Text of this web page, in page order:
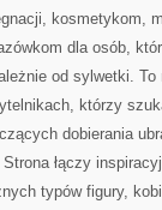
kosmetykom,
dla osób,
od sylwetki.
którzy
dobierania
łączy
typów figury,